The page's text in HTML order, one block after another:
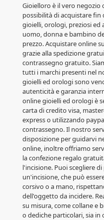
Gioielloro è il vero negozio
possibilità di acquistare fin
gioielli, orologi, preziosi ed
uomo, donna e bambino
prezzo. Acquistare online
grazie alla spedizione
contrassegno gratuito.
tutti i marchi presenti nel
gioielli ed orologi sono
autenticità e garanzia
online gioielli ed orologi è
carta di credito visa,
express o utilizzando
contrassegno. Il nostro
disposizione per guidarvi
online, inoltre offriamo
la confezione regalo
l'incisione. Puoi scegliere
un'incisione, che può
corsivo o a mano,
dell'oggetto da incidere.
su misura, come collane e
o dediche particolari, sia